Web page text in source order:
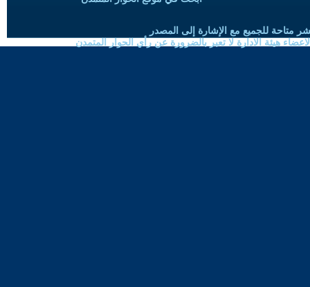
متاحة للجميع مع الإشارة إلى المصدر
هيئة الادارة لا تعبر بالضرورة عن رأي الحوار المتمدن